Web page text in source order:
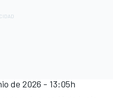
de 2026 - 13:05h